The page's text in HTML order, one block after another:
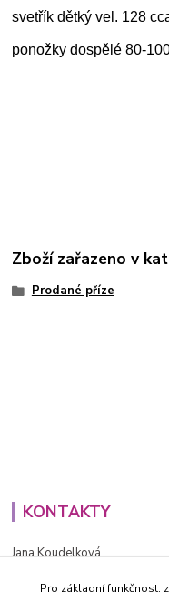
svetřík dětký vel. 128
ponožky dospělé 80-
Zboží zařazeno v
Prodané příze
KONTAKTY
Jana Koudelková
Pro základní funkčnost,